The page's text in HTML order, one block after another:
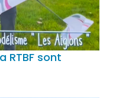
RTBF sont